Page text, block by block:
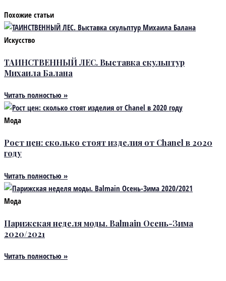
Похожие статьи
Искусство
ТАИНСТВЕННЫЙ ЛЕС. Выставка скульптур
Михаила Балана
Читать полностью »
Мода
Рост цен: сколько стоят изделия от Chanel в 2020
году
Читать полностью »
Мода
Парижская неделя моды. Balmain Осень-Зима
2020/2021
Читать полностью »